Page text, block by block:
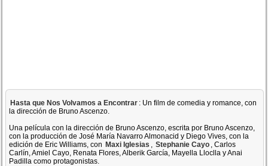
Hasta que Nos Volvamos a Encontrar : Un film de comedia y romance, con
la dirección de Bruno Ascenzo.
Una película con la dirección de Bruno Ascenzo, escrita por Bruno Ascenzo,
con la producción de José María Navarro Almonacid y Diego Vives, con la
edición de Eric Williams, con Maxi Iglesias , Stephanie Cayo , Carlos
Carlín, Amiel Cayo, Renata Flores, Alberik García, Mayella Lloclla y Anai
Padilla como protagonistas.